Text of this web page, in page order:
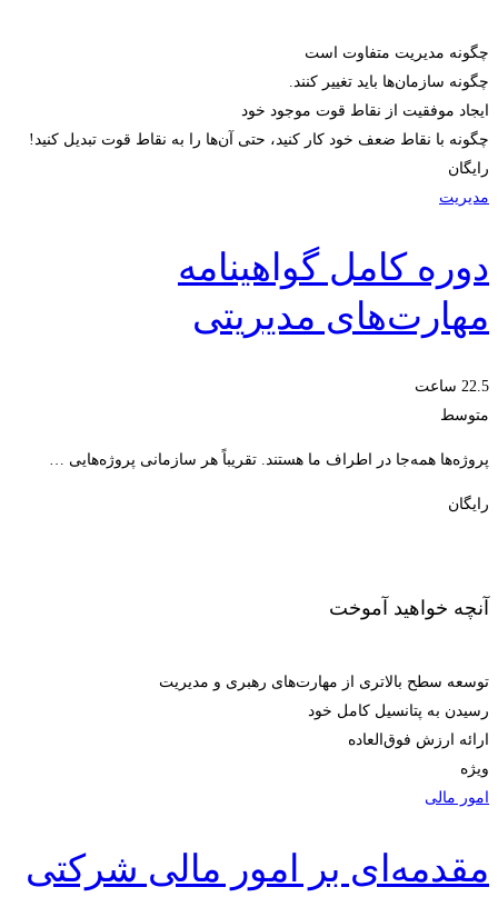
چگونه مدیریت متفاوت است
چگونه سازمان‌ها باید تغییر کنند.
ایجاد موفقیت از نقاط قوت موجود خود
چگونه با نقاط ضعف خود کار کنید، حتی آن‌ها را به نقاط قوت تبدیل کنید!
رایگان
مدیریت
دوره کامل گواهینامه
مهارت‌های مدیریتی
22.5 ساعت
متوسط
پروژه‌ها همه‌جا در اطراف ما هستند. تقریباً هر سازمانی پروژه‌هایی …
رایگان
آنچه خواهید آموخت
توسعه سطح بالاتری از مهارت‌های رهبری و مدیریت
رسیدن به پتانسیل کامل خود
ارائه ارزش فوق‌العاده
ویژه
امور مالی
مقدمه‌ای بر امور مالی شرکتی